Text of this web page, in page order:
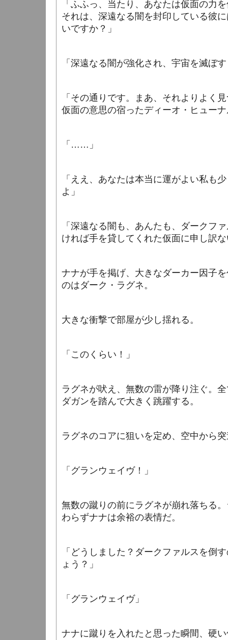
「ふふっ、当たり、あなたは仮面の力
それは、深遠なる闇を封印している彼
いですか？」
「深遠なる闇が強化され、宇宙を滅ぼ
「その通りです。まあ、それよりよく
仮面の意思の宿ったディーオ・ヒュー
「……」
「ええ、あなたは本当に運がよい私も
よ 」
「深遠なる闇も、あんたも、ダークフ
ければ手を貸してくれた仮面に申し訳
ナナが手を掲げ、大きなダーカー因子
のはダーク・ラグネ。
大きな衝撃で部屋が少し揺れる。
「このくらい！」
ラグネが吠え、無数の雷が降り注ぐ。
ダガンを踏んで大きく跳躍する。
ラグネのコアに狙いを定め、空中から
「グランウェイヴ！」
無数の蹴りの前にラグネが崩れ落ちる
わらずナナは余裕の表情だ。
「どうしました？ダークファルスを倒
ょう？」
「グランウェイヴ」
ナナに蹴りを入れたと思った瞬間、硬